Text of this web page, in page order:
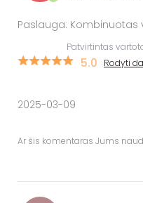
Paslauga:
Patvirtintas
5.0 Rodyti
2025-03-09
Ar šis komentaras Jums